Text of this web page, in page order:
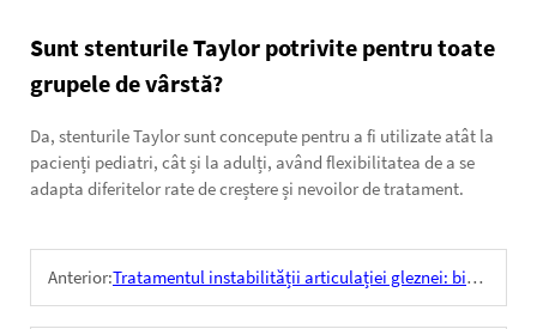
Sunt stenturile Taylor potrivite pentru toate
grupele de vârstă?
Da, stenturile Taylor sunt concepute pentru a fi utilizate atât la
pacienți pediatri, cât și la adulți, având flexibilitatea de a se
adapta diferitelor rate de creștere și nevoilor de tratament.
Anterior:Tratamentul instabilității articulației gleznei: biomecanica șuruburilor de stabilizare direcționale